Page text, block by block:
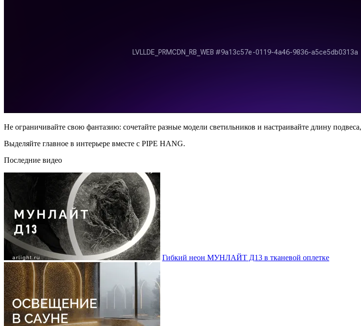
Не ограничивайте свою фантазию: сочетайте разные модели светильников и настраивайте длину
Выделяйте главное в интерьере вместе с PIPE HANG.
Последние видео
Гибкий неон МУНЛАЙТ Д13 в тканевой оплетке